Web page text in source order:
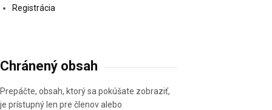
Registrácia
Chránený obsah
Prepáčte, obsah, ktorý sa pokúšate zobraziť,
je prístupný len pre členov alebo